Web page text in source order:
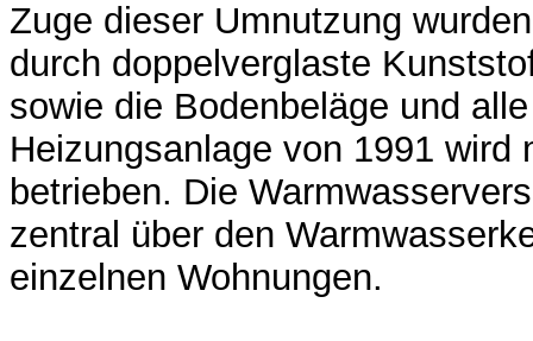
Zuge dieser Umnutzung
durch doppelverglaste
sowie die Bodenbeläge und
Heizungsanlage von 1991 wird
betrieben. Die
zentral über den
einzelnen Wohnungen.